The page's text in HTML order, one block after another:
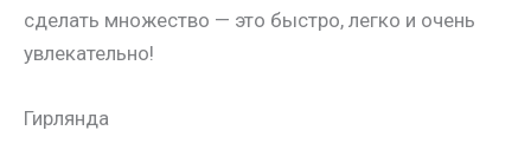
сделать множество — это быстро, легко и очень
увлекательно!
Гирлянда